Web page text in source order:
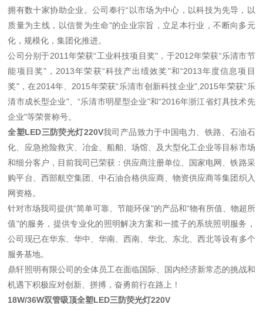
拥有数十家协助企业。公司奉行“以市场为中心，以科技为先导，以
质量为主线，以信誉为生命"的企业宗旨，立足本行业，不断向多元
化，规模化，集团化推进。
公司分别于2011年荣获“工业科技项目奖"，于2012年荣获“乐清市节
能项目奖"，2013年荣获“科技产出绩效奖"和“2013年度信息项目
奖"，在2014年、2015年荣获“乐清市创新科技企业",2015年荣获“乐
清市成长型企业"、“乐清市明星型企业"和“2016年浙江省灯具技术先
企业"等荣誉称号。
全塑LED三防荧光灯220V我司产品致力于中国电力、铁路、石油石
化、应急抢险救灾、冶金、船舶、场馆、及大型化工企业等目标市场
和细分客户，目前我司已荣获：供应商注册单位、国家电网、铁路采
购平台、西部航空集团、中石油合格供应商、物资供应商等集团织入
网资格。
针对市场我司提供“简单可靠、节能环保"的产品和“物有所值、物超所
值"的服务，提供专业化的照明解决方案和一揽子的系统照明服务，
公司现已在华东、华中、华南、西南、华北、东北、西北等设有多个
服务基地。
鼎轩照明有限公司的全体员工在面临国际、国内经济新常态的挑战和
机遇下积极应对创新、拼搏，奋勇前行在路上！
18W/36W双管吸顶全塑LED三防荧光灯220V